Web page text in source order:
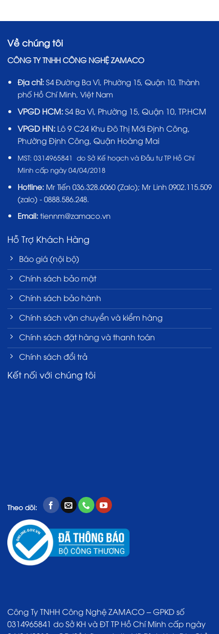
Về chúng tôi
CÔNG TY TNHH CÔNG NGHỆ ZAMACO
Địa chỉ: S4 Đường Ba Vì, Phường 15, Quận 10, Thành
phố Hồ Chí Minh, Việt Nam
VPGD HCM:S4 Ba Vì, Phường 15, Quận 10, TP.HCM
VPGD HN:Lô 9 C24 Khu Đô Thị Mới Định Công,
Phường Định Công, Quận Hoàng Mai
MST: 0314965841 do Sở Kế hoạch và Đầu tư TP Hồ Chí
Minh cấp ngày 04/04/2018
Hotline: Mr Tiến 036.328.6060(Zalo); Mr Linh 0902.115.509
(zalo) - 0888.586.248.
Email:tiennm@zamaco.vn
Hỗ Trợ Khách Hàng
Báo giá (nội bộ)
Chính sách bảo mật
Chính sách bảo hành
Chính sách vận chuyển và kiểm hàng
Chính sách đặt hàng và thanh toán
Chính sách đổi trả
Kết nối với chúng tôi
Theo dõi:
Công Ty TNHH Công Nghệ ZAMACO – GPKD số
0314965841 do Sở KH và ĐT TP Hồ Chí Minh cấp ngày